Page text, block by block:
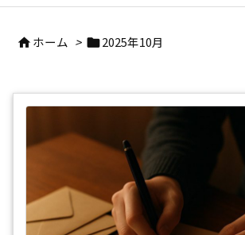
 ホーム > 2025年10月